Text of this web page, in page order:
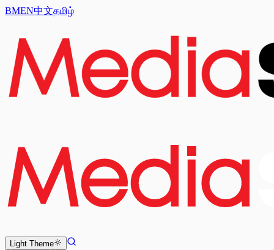
BMEN中文தமிழ்
Light Theme